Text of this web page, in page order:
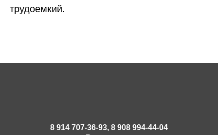
трудоемкий.
8 914 707-36-93, 8 908 994-44-04